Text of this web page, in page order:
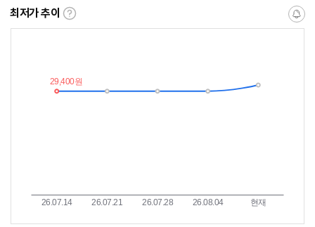
최저가 추이
최
란?
알